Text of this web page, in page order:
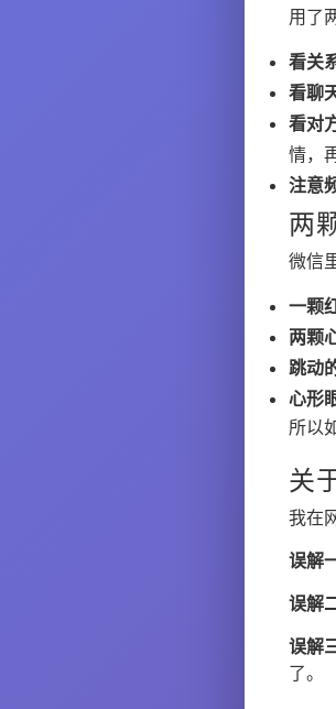
用了
看关
看聊
看对
情，
注意
两
微信
一颗
两颗
跳动
心形
所以
关
我在
误解
误解
误解
了。